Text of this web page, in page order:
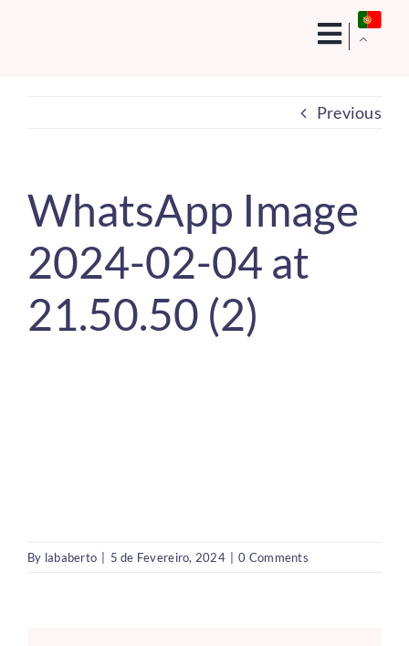
Previous
WhatsApp Image
2024-02-04 at
21.50.50 (2)
By lababerto 5 de Fevereiro, 2024 0 Comments